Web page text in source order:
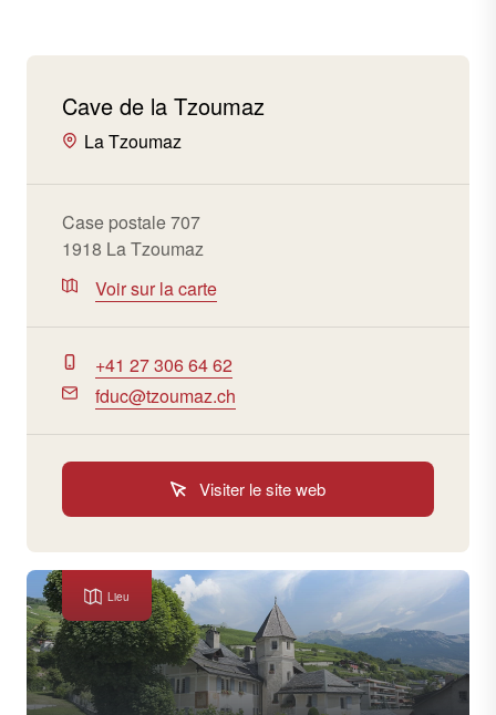
Cave de la Tzoumaz
La Tzoumaz
Case postale 707
1918 La Tzoumaz
Voir sur la carte
+41 27 306 64 62
fduc@tzoumaz.ch
Visiter le site web
Lieu